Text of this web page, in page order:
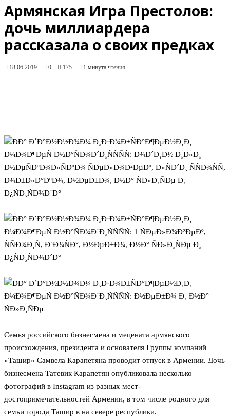
Армянская Игра Престолов:
дочь миллиардера
рассказала о своих предках
18.06.2019 0 175 1 минута чтения
Семья российского бизнесмена и мецената армянского
происхождения, президента и основателя Группы компаний
«Ташир» Самвела Карапетяна проводит отпуск в Армении. Дочь
бизнесмена Татевик Карапетян опубликовала несколько
фотографий в Instagram из разных мест-
достопримечательностей Армении, в том числе родного для
семьи города Ташир в на севере республики.